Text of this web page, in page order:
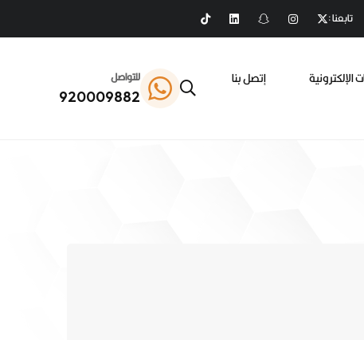
تابعنا :
الإلكترونية
إتصل بنا
للتواصل
920009882